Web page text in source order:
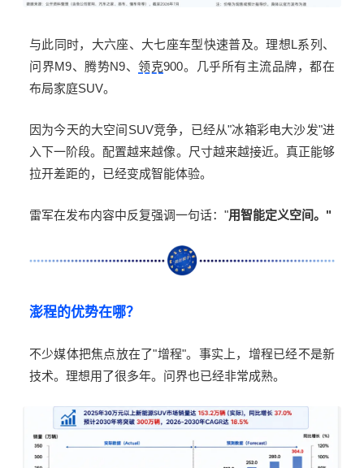
与此同时，大六座、大七座车型快速普及。理想L系列、
问界M9、腾势N9、领克900。几乎所有主流品牌，都在
布局家庭SUV。
因为今天的大空间 SUV竞争，已经从"冰箱彩电大沙发"进
入下一阶段。配置越来越像。尺寸越来越接近。真正能够
拉开差距的，已经变成智能体验。
雷军在发布内容中反复强调一句话："用智能定义空间。 "
澎程的优势在哪？
不少媒体把焦点放在了"增程"。事实上，增程已经不是新
技术。理想用了很多年。问界也已经非常成熟。